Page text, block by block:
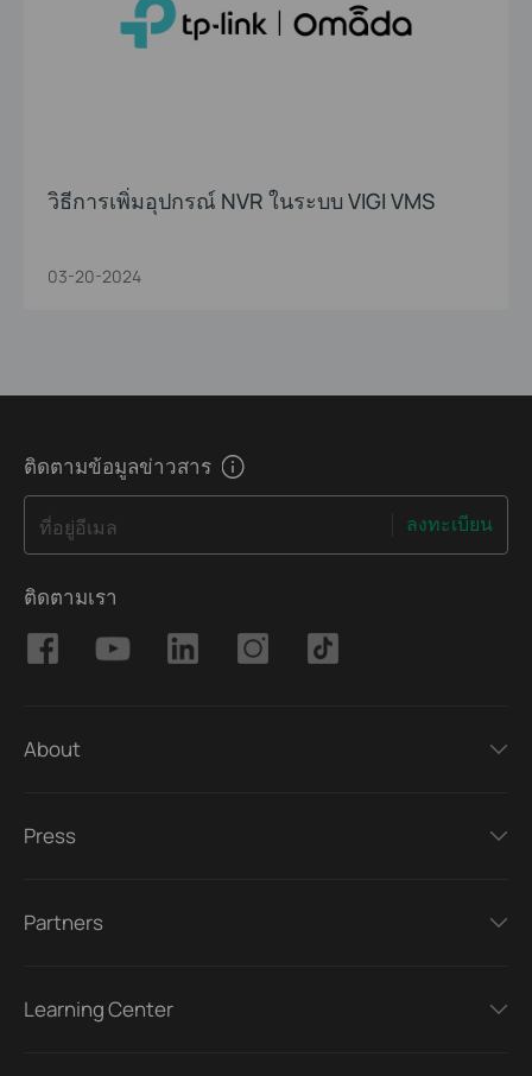
วิธีการเพิ่มอุปกรณ์ NVR ในระบบ VIGI VMS
03-20-2024
ติดตามข้อมูลข่าวสาร
ที่อยู่อีเมล ลงทะเบียน
ติดตามเรา
About
Press
Partners
Learning Center